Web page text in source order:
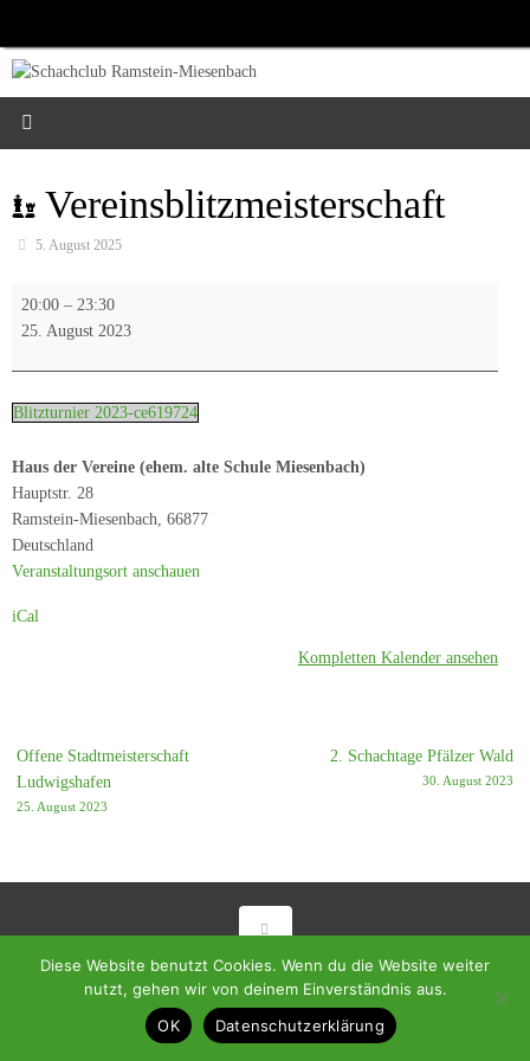
springen
Vereinsblitzmeisterschaft
5. August 2025
Vereinsblitzmeisterschaft
20:00 – 23:30
25. August 2023
Blitzturnier 2023-ce619724
Haus der Vereine (ehem. alte Schule Miesenbach)
Hauptstr. 28
Ramstein-Miesenbach 66877
Deutschland
Veranstaltungsort anschauen
iCal
Kompletten Kalender ansehen
Offene Stadtmeisterschaft
Ludwigshafen
25. August 2023
2. Schachtage Pfälzer Wald
30. August 2023
© 2018 - Homepage des SC Ramstein-Miesenbach
Präsentiert vonTempera WordPress.
Diese Website benutzt Cookies. Wenn du die Website weiter
nutzt, gehen wir von deinem Einverständnis aus.
OK
Datenschutzerklärung